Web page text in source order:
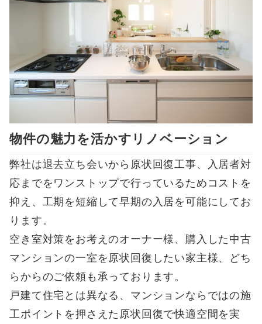
物件の魅力を活かすリノベーション
弊社は退去立ち会いから原状回復工事、入居者対
応までをワンストップで行っているためコストを
抑え、工期を短縮して早期の入居を可能にしてお
ります。
空き室対策をお考えのオーナー様、購入した中古
マンションの一室を原状回復したい家主様、どち
らからのご依頼も承っております。
戸建て住宅とは異なる、マンションならではの施
工ポイントを押さえた原状回復で快適空間を実